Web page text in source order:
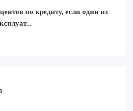
по кредиту, если один из